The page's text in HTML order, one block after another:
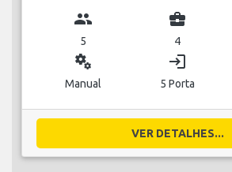
group
5
business_center
4
miscellaneous_services
Manual
login
5 Porta
VER DETALHES...